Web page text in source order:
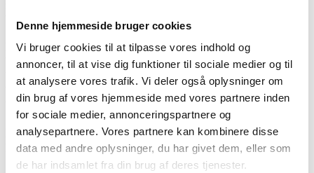
Denne hjemmeside bruger cookies
Vi bruger cookies til at tilpasse vores indhold og
annoncer, til at vise dig funktioner til sociale medier og til
at analysere vores trafik. Vi deler også oplysninger om
din brug af vores hjemmeside med vores partnere inden
for sociale medier, annonceringspartnere og
analysepartnere. Vores partnere kan kombinere disse
data med andre oplysninger, du har givet dem, eller som
de har indsamlet fra din brug af deres tjenester.
belastning.
I samarbejde medHagemeisterhar vi netop udgivet en ny
brochure, der samler en række flotte projekter med
belægningsklinker i det offentlige rum. Brochuren omfatter
både inde- og udearealer og indeholder detaljerede
beskrivelser af de enkelte projekter.
Brochuren kan downloades under “Publikationer” på vores
hjemmeside eller tilgås direkte via linket her.